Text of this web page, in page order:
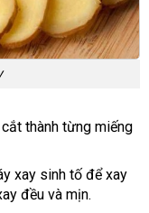
thành từng miếng
xay sinh tố để xay
đều và mịn.